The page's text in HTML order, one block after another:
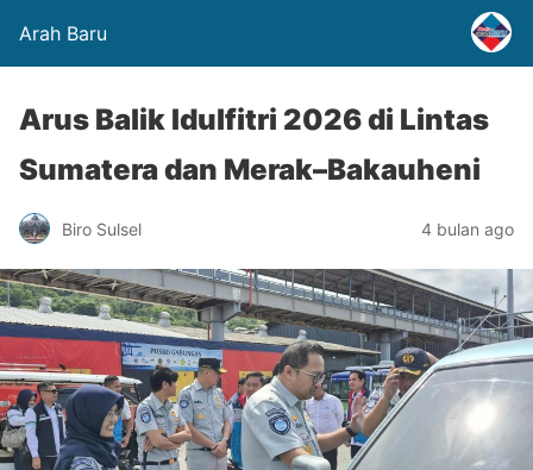
Arah Baru
Arus Balik Idulfitri 2026 di Lintas
Sumatera dan Merak–Bakauheni
Biro Sulsel 4 bulan ago